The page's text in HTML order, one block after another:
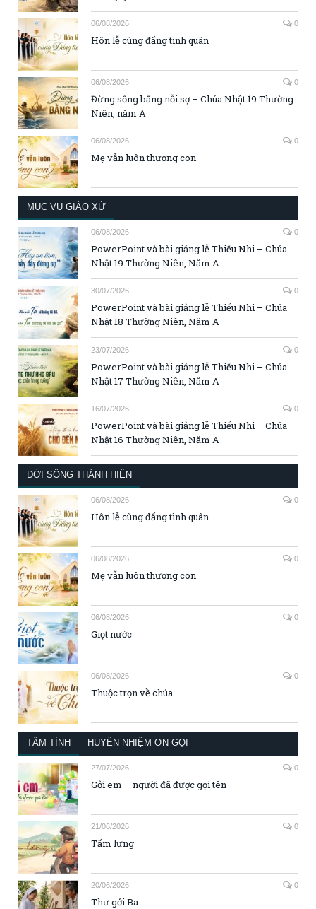
06/08/2026 0
Hôn lễ cùng đấng tình quân
06/08/2026 0
Đừng sống bằng nỗi sợ – Chúa Nhật 19 Thường
Niên, năm A
06/08/2026 0
Mẹ vẫn luôn thương con
MỤC VỤ GIÁO XỨ
06/08/2026 0
PowerPoint và bài giảng lễ Thiếu Nhi – Chúa
Nhật 19 Thường Niên, Năm A
30/07/2026 0
PowerPoint và bài giảng lễ Thiếu Nhi – Chúa
Nhật 18 Thường Niên, Năm A
23/07/2026 0
PowerPoint và bài giảng lễ Thiếu Nhi – Chúa
Nhật 17 Thường Niên, Năm A
16/07/2026 0
PowerPoint và bài giảng lễ Thiếu Nhi – Chúa
Nhật 16 Thường Niên, Năm A
ĐỜI SỐNG THÁNH HIẾN
06/08/2026 0
Hôn lễ cùng đấng tình quân
06/08/2026 0
Mẹ vẫn luôn thương con
06/08/2026 0
Giọt nước
06/08/2026 0
Thuộc trọn về chúa
TÂM TÌNH HUYỀN NHIỆM ƠN GỌI
27/07/2026 0
Gởi em – người đã được gọi tên
21/06/2026 0
Tấm lưng
20/06/2026 0
Thư gởi Ba